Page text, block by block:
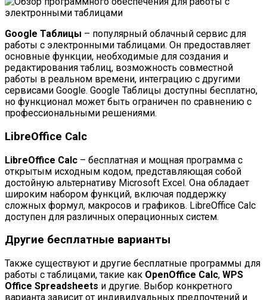
Google Таблицы – популярный облачный сервис для
работы с электронными таблицами. Он предоставляет
основные функции, необходимые для создания и
редактирования таблиц, возможность совместной
работы в реальном времени, интеграцию с другими
сервисами Google. Google Таблицы доступны бесплатно,
но функционал может быть ограничен по сравнению с
профессиональными решениями.
LibreOffice Calc
LibreOffice Calc – бесплатная и мощная программа с
открытым исходным кодом, представляющая собой
достойную альтернативу Microsoft Excel. Она обладает
широким набором функций, включая поддержку
сложных формул, макросов и графиков. LibreOffice Calc
доступен для различных операционных систем.
Другие бесплатные варианты
Также существуют и другие бесплатные программы для
работы с таблицами, такие как OpenOffice Calc, WPS
Office Spreadsheets и другие. Выбор конкретного
варианта зависит от индивидуальных предпочтений и